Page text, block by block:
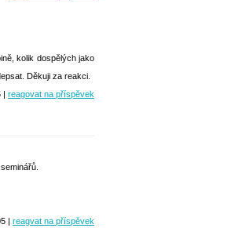
kolik dospělých jako
Děkuji za reakci.
| reagovat na příspěvek
| reagvat na příspěvek